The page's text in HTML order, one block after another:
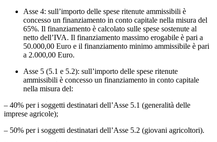
Asse 4: sull’importo delle spese ritenute ammissibili è
concesso un finanziamento in conto capitale nella misura del
65%. Il finanziamento è calcolato sulle spese sostenute al
netto dell’IVA. Il finanziamento massimo erogabile è pari a
50.000,00 Euro e il finanziamento minimo ammissibile è pari
a 2.000,00 Euro.
Asse 5 (5.1 e 5.2): sull’importo delle spese ritenute
ammissibili è concesso un finanziamento in conto capitale
nella misura del:
– 40% per i soggetti destinatari dell’Asse 5.1 (generalità delle
imprese agricole);
– 50% per i soggetti destinatari dell’Asse 5.2 (giovani agricoltori).